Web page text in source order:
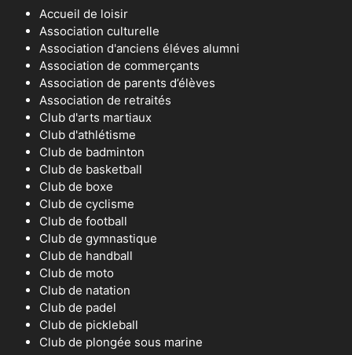
Accueil de loisir
Association culturelle
Association d'anciens éléves alumni
Association de commerçants
Association de parents d’élèves
Association de retraités
Club d'arts martiaux
Club d'athlétisme
Club de badminton
Club de basketball
Club de boxe
Club de cyclisme
Club de football
Club de gymnastique
Club de handball
Club de moto
Club de natation
Club de padel
Club de pickleball
Club de plongée sous marine